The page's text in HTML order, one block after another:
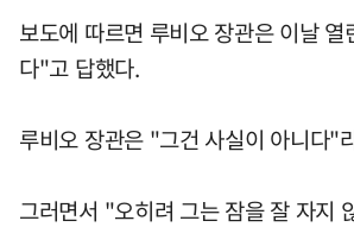
보도에 따르면 루비오 장관은 이날
다"고 답했다.
루비오 장관은 "그건 사실이 아니다"
그러면서 "오히려 그는 잠을 잘 자지